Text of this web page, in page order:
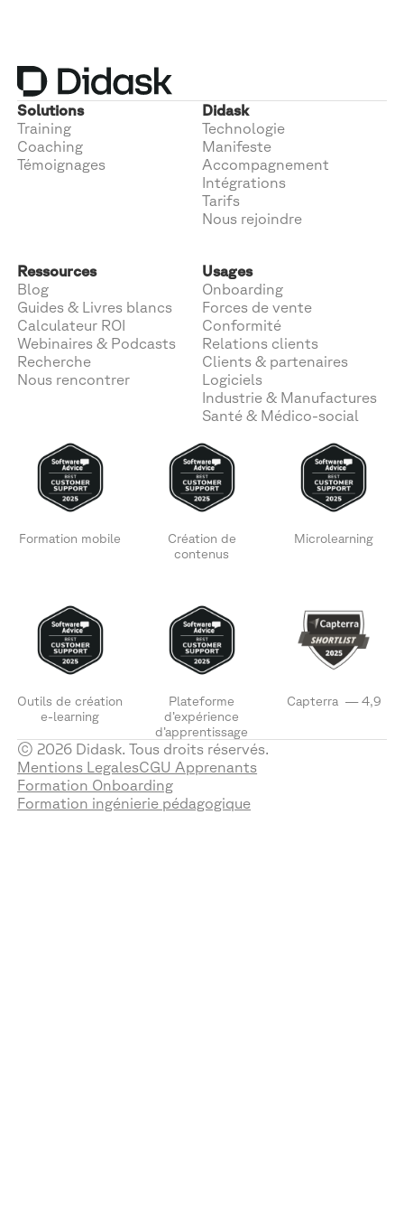
Solutions
Training
Coaching
Témoignages
Didask
Technologie
Manifeste
Accompagnement
Intégrations
Tarifs
Nous rejoindre
Ressources
Blog
Guides & Livres blancs
Calculateur ROI
Webinaires & Podcasts
Recherche
Nous rencontrer
Usages
Onboarding
Forces de vente
Conformité
Relations clients
Clients & partenaires
Logiciels
Industrie & Manufactures
Santé & Médico-social
Formation mobile
Création de
contenus
Microlearning
Outils de création
e-learning
Plateforme
d’expérience
d’apprentissage
Capterra — 4,9
© 2026 Didask. Tous droits réservés.
Mentions LegalesCGU Apprenants
Formation Onboarding
Formation ingénierie pédagogique